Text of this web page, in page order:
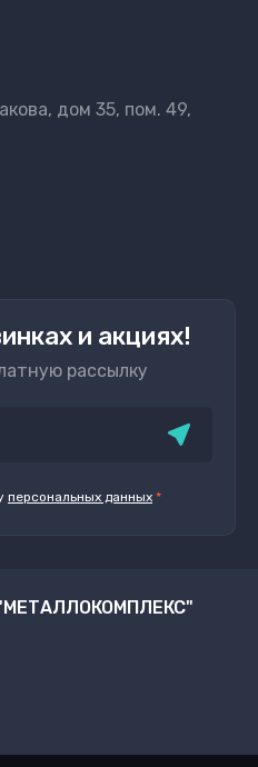
дом 35, пом. 49,
и акциях!
рассылку
персональных данных *